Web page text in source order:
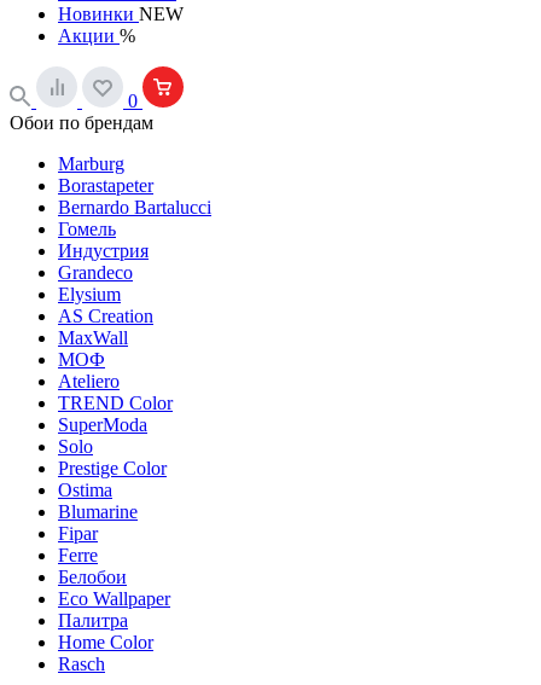
Новинки NEW
Акции %
0
Обои по брендам
Marburg
Borastapeter
Bernardo Bartalucci
Гомель
Индустрия
Grandeco
Elysium
AS Creation
MaxWall
МОФ
Ateliero
TREND Color
SuperModa
Solo
Prestige Color
Ostima
Blumarine
Fipar
Ferre
Белобои
Eco Wallpaper
Палитра
Home Color
Rasch